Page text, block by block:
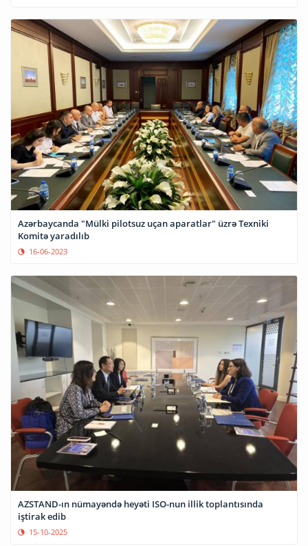
Azərbaycanda "Mülki pilotsuz uçan aparatlar" üzrə Texniki
Komitə yaradılıb
16-06-2023
AZSTAND-ın nümayəndə heyəti ISO-nun illik toplantısında
iştirak edib
15-10-2025